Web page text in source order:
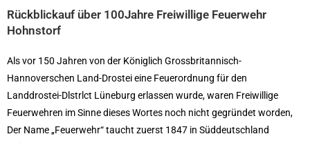
Rückblickauf über 100Jahre Freiwillige Feuerwehr
Hohnstorf
Als vor 150 Jahren von der Königlich Grossbritannisch-
Hannoverschen Land-Drostei eine Feuerordnung für den
Landdrostei-Dlstrlct Lüne­burg erlassen wurde, waren Freiwillige
Feuerwehren im Sinne dieses Wortes noch nicht gegründet worden,
Der Name „Feuerwehr“ taucht zuerst 1847 in Süddeutschland